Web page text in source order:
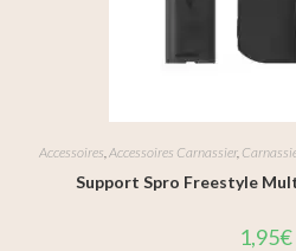
Accessoires Accessoires Carnassier,
Support Spro Freestyle
1,95€